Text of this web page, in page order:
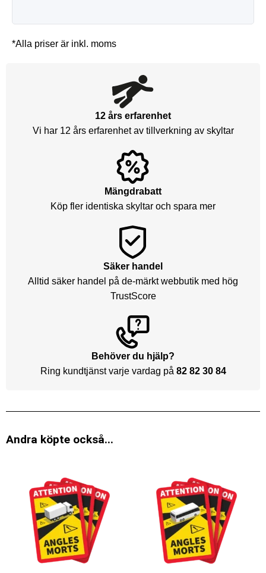
*Alla priser är inkl. moms
12 års erfarenhet
Vi har 12 års erfarenhet av tillverkning av skyltar
Mängdrabatt
Köp fler identiska skyltar och spara mer
Säker handel
Alltid säker handel på de-märkt webbutik med hög
TrustScore
Behöver du hjälp?
Ring kundtjänst varje vardag på 82 82 30 84
Andra köpte också...